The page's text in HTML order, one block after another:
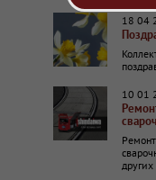
18 04
10 01